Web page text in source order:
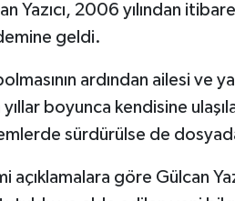
Yazıcı, 2006 yılından
geldi.
ardından ailesi ve
yıllar boyunca kendisine
sürdürülse de
açıklamalara göre Gülcan